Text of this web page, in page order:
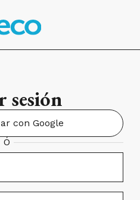
sesión
con Google
Ó